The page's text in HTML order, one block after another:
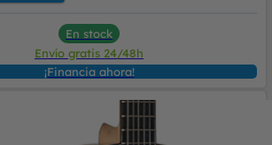
En stock
Envío gratis 24/48h
¡Financia ahora!